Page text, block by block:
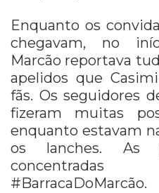
Enquanto os
chegavam, no
Marcão reportava
apelidos que
fãs. Os seguidores
fizeram muitas
enquanto estavam
os lanches. As
#BarracaDoMarcão.